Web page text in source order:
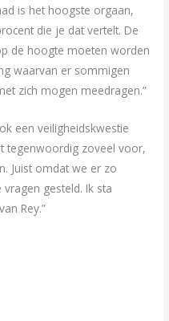
is het hoogste orgaan,
die je dat vertelt. De
de hoogte moeten worden
waarvan er sommigen
zich mogen meedragen.”
een veiligheidskwestie
tegenwoordig zoveel voor,
Juist omdat we er zo
gesteld. Ik sta
Rey.”